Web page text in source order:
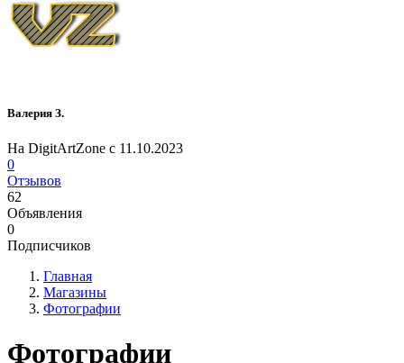
Валерия З.
На DigitArtZone с 11.10.2023
0
Отзывов
62
Объявления
0
Подписчиков
Главная
Магазины
Фотографии
Фотографии